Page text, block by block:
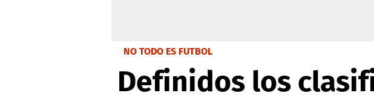
NO TODO ES FUTBOL
Definidos los